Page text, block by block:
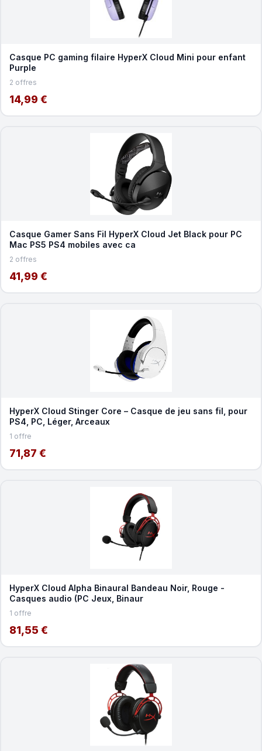
Casque PC gaming filaire HyperX Cloud Mini pour enfant
Purple
2 offres
14,99 €
Casque Gamer Sans Fil HyperX Cloud Jet Black pour PC
Mac PS5 PS4 mobiles avec ca
2 offres
41,99 €
HyperX Cloud Stinger Core – Casque de jeu sans fil, pour
PS4, PC, Léger, Arceaux
1 offre
71,87 €
HyperX Cloud Alpha Binaural Bandeau Noir, Rouge -
Casques audio (PC Jeux, Binaur
1 offre
81,55 €